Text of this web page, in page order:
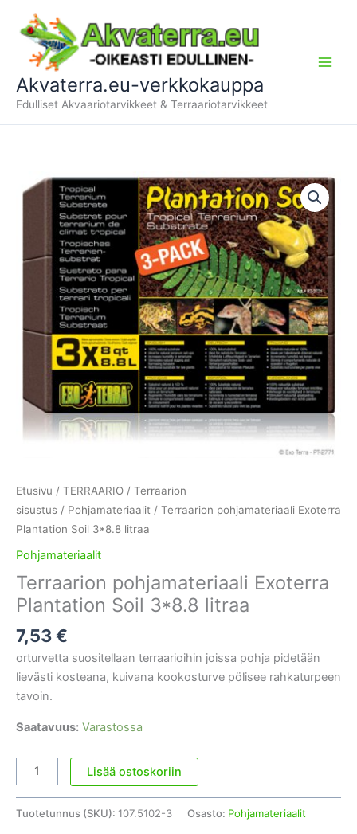
sisältöön
Akvaterra.eu-verkkokauppa
Edulliset Akvaariotarvikkeet & Terraariotarvikkeet
Etusivu / TERRAARIO / Terraarion
sisustus / Pohjamateriaalit / Terraarion pohjamateriaali Exoterra
Plantation Soil 3*8.8 litraa
Pohjamateriaalit
Terraarion pohjamateriaali Exoterra
Plantation Soil 3*8.8 litraa
7,53€
orturvetta suositellaan terraarioihin joissa pohja pidetään
lievästi kosteana, kuivana kookosturve pölisee rahkaturpeen
tavoin.
Saatavuus: Varastossa
Terraarion
pohjamateriaali
Lisää ostoskoriin
Tuotetunnus (SKU): 107.5102-3 Osasto: Pohjamateriaalit